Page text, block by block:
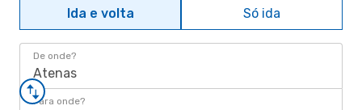
Ida e volta Só ida
De onde?
Atenas
Para onde?